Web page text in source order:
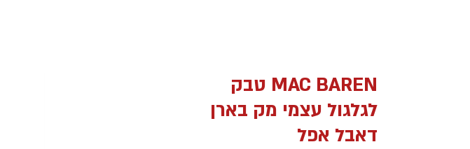
MAC BAREN טבק
לגלגול עצמי מק בארן
דאבל אפל